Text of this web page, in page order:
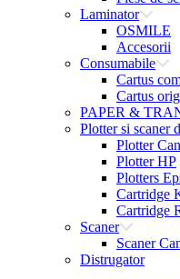
Laminator
OSMILE
Accesorii
Consumabile
Cartus
Cartus
PAPER &
Plotter si scaner
Plotter
Plotter HP
Plotters
Cartridge
Cartridge
Scaner
Scaner
Distrugator